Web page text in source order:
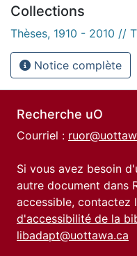
Collections
Thèses, 1910 - 2010 //
Notice complète
Recherche uO
Courriel :
Si vous avez besoin
autre document dans
accessible, contactez
d'accessibilité de la
libadapt@uottawa.ca